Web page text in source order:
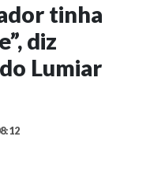
tinha
diz
Lumiar